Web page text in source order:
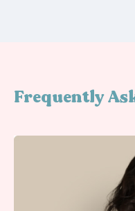
Frequently